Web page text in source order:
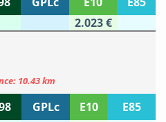
2.023 €
10.43 km
GPLc E10
E85